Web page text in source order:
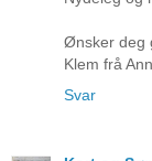
Ønsker deg
Klem frå
Svar